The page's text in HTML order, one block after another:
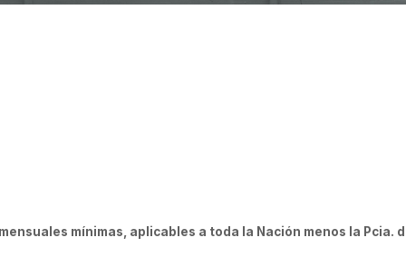
mínimas, aplicables a toda la Nación menos la Pcia.